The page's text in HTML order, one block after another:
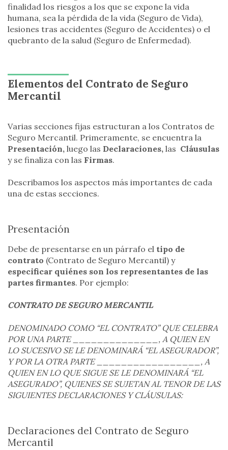
finalidad los riesgos a los que se expone la vida
humana, sea la pérdida de la vida (Seguro de Vida),
lesiones tras accidentes (Seguro de Accidentes) o el
quebranto de la salud (Seguro de Enfermedad).
Elementos del Contrato de Seguro
Mercantil
Varias secciones fijas estructuran a los Contratos de
Seguro Mercantil. Primeramente, se encuentra la
Presentación, luego las Declaraciones, las Cláusulas
y se finaliza con las Firmas.
Describamos los aspectos más importantes de cada
una de estas secciones.
Presentación
Debe de presentarse en un párrafo el tipo de
contrato (Contrato de Seguro Mercantil) y
especificar quiénes son los representantes de las
partes firmantes. Por ejemplo:
CONTRATO DE SEGURO MERCANTIL
DENOMINADO COMO “EL CONTRATO” QUE CELEBRA
POR UNA PARTE ______________, A QUIEN EN
LO SUCESIVO SE LE DENOMINARÁ “EL ASEGURADOR”,
Y POR LA OTRA PARTE _________________, A
QUIEN EN LO QUE SIGUE SE LE DENOMINARÁ “EL
ASEGURADO”, QUIENES SE SUJETAN AL TENOR DE LAS
SIGUIENTES DECLARACIONES Y CLÁUSULAS:
Declaraciones del Contrato de Seguro
Mercantil